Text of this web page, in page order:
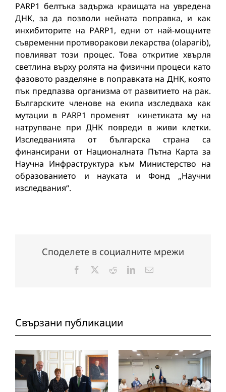
PАRP1 белтъка задържа краищата на увредена
ДНК, за да позволи нейната поправка, и как
инхибиторите на PАRP1, едни от най-мощните
съвременни противоракови лекарства (olaparib),
повлияват този процес. Това откритие хвърля
светлина върху ролята на физични процеси като
фазовото разделяне в поправката на ДНК, която
пък предпазва организма от развитието на рак.
Българските членове на екипа изследваха как
мутации в PАRP1 променят кинетиката му на
натрупване при ДНК повреди в живи клетки.
Изследванията от българска страна са
финансирани от Националната Пътна Карта за
Научна Инфраструктура към Министерство на
образованието и науката и Фонд „Научни
изследвания“.
Споделете в социалните мрежи
Facebook RedditLinkedInЕлектронна
Свързани публикации